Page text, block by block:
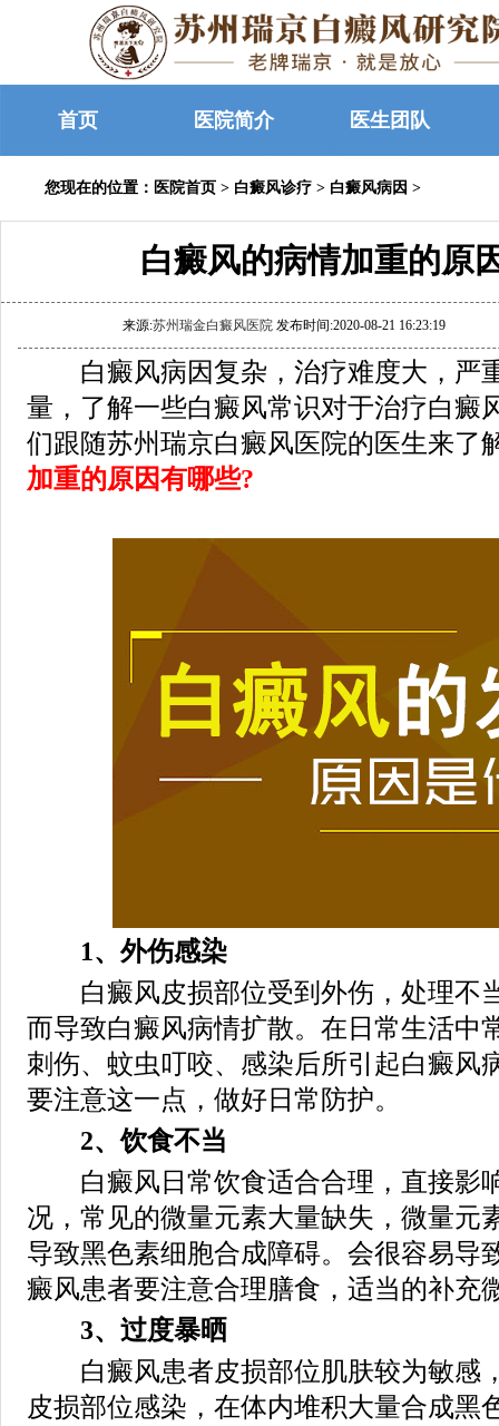
首页 医院简介 医生团队
您现在的位置： 医院首页 > 白癜风诊疗 > 白癜风病因 >
白癜风的病情加重的原
来源:苏州瑞金白癜风医院 发布时间:2020-08-21 16:23:19
白癜风病因复杂，治疗难度大，严
量，了解一些白癜风常识对于治疗白癜
们跟随苏州瑞京白癜风医院的医生来了
加重的原因有哪些?
1、外伤感染
白癜风皮损部位受到外伤，处理不
而导致白癜风病情扩散。在日常生活中
刺伤、蚊虫叮咬、感染后所引起白癜风
要注意这一点，做好日常防护。
2、饮食不当
白癜风日常饮食适合合理，直接影
况，常见的微量元素大量缺失，微量元
导致黑色素细胞合成障碍。会很容易导
癜风患者要注意合理膳食，适当的补充
3、过度暴晒
白癜风患者皮损部位肌肤较为敏感
皮损部位感染，在体内堆积大量合成黑